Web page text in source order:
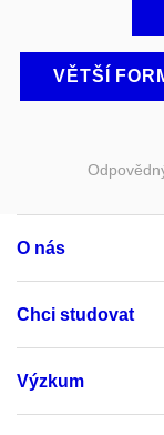
VĚTŠÍ
O nás
Chci studovat
Výzkum